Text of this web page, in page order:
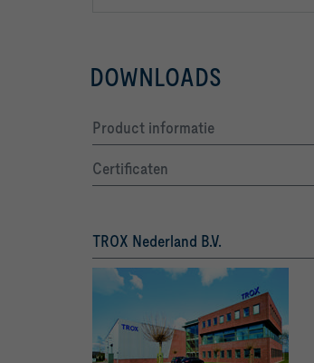
DOWNLOADS
Product informatie
Certificaten
TROX Nederland B.V.